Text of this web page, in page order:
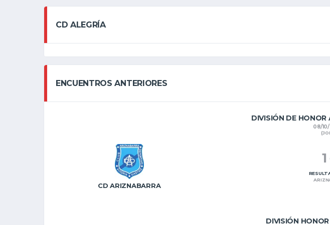
CD ALEGRÍA
ENCUENTROS ANTERIORES
DIVISIÓN DE
08/
CD ARIZNABARRA
1
DIVISIÓN